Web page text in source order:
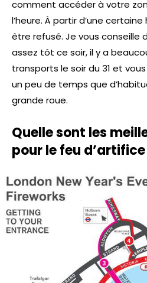
comment accéder à votre
l’heure. À partir d’une
être refusé. Je vous conseille
assez tôt ce soir, il y a
transports le soir du 31 et
un peu de temps que
grande roue.
Quelle sont les
pour le feu d’artifice